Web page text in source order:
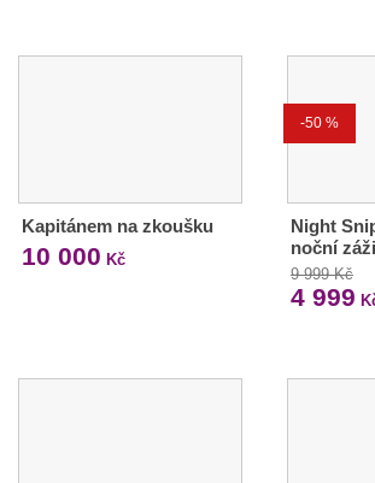
Kapitánem na zkoušku
10 000 Kč
-50 %
Night
noční
9 999 Kč
4 999